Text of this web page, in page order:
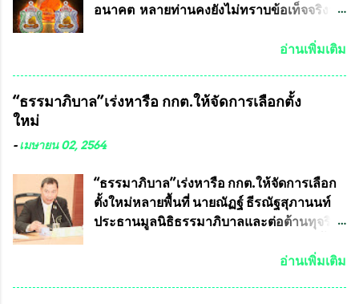
สารพิษทางทหาร ถ้าสามารถผลิตได้ใน
พิษทางทหารไม่ต้องนำเข้า ไม่ต้องเปลืองงบ
ประโยชน์อื่นอีกมากมาย อันจะเป็นประโยชน์
กับประเทศชาติอย่างยิ่ง ผมจะดีใจและภูมิใจ
ได้รับการผลิตในประเทศลดการนำเข้าโดยเด็ด
ประเทศได้ โดยทีมทนายความและทีม
งา...
อนาคต หลายท่านคงยังไม่ทราบข้อเท็จจริงว่า
พระเครื่องพระบูชาไทย บรรจุให้มีในรายการ
หลวงพ่อคูณ และพระเครื่องหลวงปู่หมุน แต่
พระเครื่องหลวงพ่อคูณ มีเพียงบางรุ่นเท่านั้นที่
หลวงพ่อคูณ มีการจัดสร้างไว้มากมายหลาย
การบรรจุพระเครื่องหลวงพ่อพัฒน์ ให้มีการ
ประกวดแบบถาวรบ้าง ก็คงจะมีการคัดเลือก
เพียงบางรุ่นเช่นกัน เนื่องจากพระเครื่องหลวง
เดียวกับพระเครื่องหลวงพ่อคูณ ซึ่งท่านนายก
อ่านเพิ่มเติม
“ธรรมาภิบาล”เร่งหารือ กกต.ให้จัดการเลือกตั้ง
ใหม่
-เมษายน 02, 2564
“ธรรมาภิบาล”เร่งหารือ กกต.ให้จัดการเลือก
ตั้งใหม่หลายพื้นที่ นายณัฏฐ์ ธีรณัฐสุภานนท์
ประธานมูลนิธิธรรมาภิบาลและต่อต้านทุจริต
สมาชิกสภาเทศบาลทั่วประเทศเมื่อวันที่ 28
อ่านเพิ่มเติม